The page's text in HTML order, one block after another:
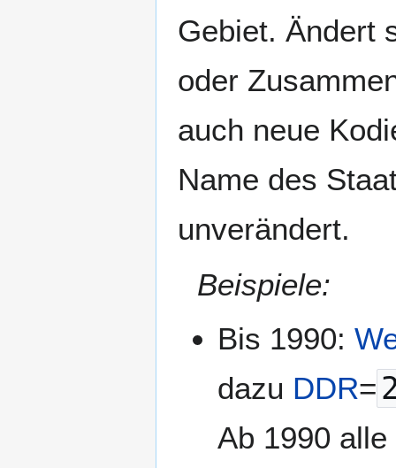
Gebiet. Ändert
oder
auch neue
Name des
unverändert.
Beispiele:
Bis 1990:
dazu DDR=
Ab 1990